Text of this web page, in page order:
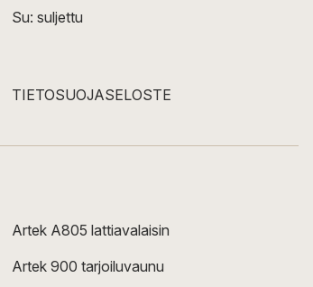
Su: suljettu
TIETOSUOJASELOSTE
Artek A805 lattiavalaisin
Artek 900 tarjoiluvaunu